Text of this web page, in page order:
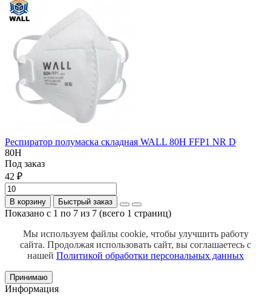
Респиратор полумаска складная WALL 80H FFP1 NR D
80H
Под заказ
42 ₽
В корзину Быстрый заказ
Показано с 1 по 7 из 7 (всего 1 страниц)
Мы используем файлы cookie, чтобы улучшить работу
сайта. Продолжая использовать сайт, вы соглашаетесь с
нашей Политикой обработки персональных данных
Принимаю
Информация